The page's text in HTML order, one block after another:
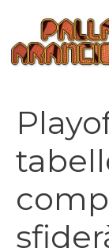
contenuto